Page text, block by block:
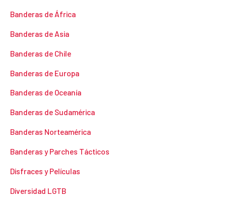
Banderas de África
Banderas de Asia
Banderas de Chile
Banderas de Europa
Banderas de Oceanía
Banderas de Sudamérica
Banderas Norteamérica
Banderas y Parches Tácticos
Disfraces y Películas
Diversidad LGTB